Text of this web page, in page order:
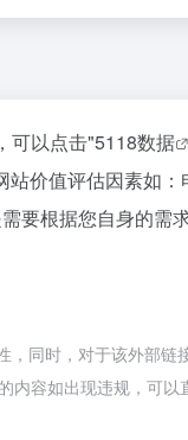
可以点击"5118数据
价值评估因素如
要根据您自身的需
同时，对于该外部链
容如出现违规，可以